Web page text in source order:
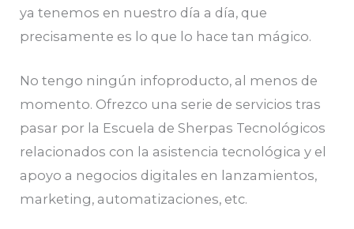
ya tenemos en nuestro día a día, que
precisamente es lo que lo hace tan mágico.
No tengo ningún infoproducto, al menos de
momento. Ofrezco una serie de servicios tras
pasar por la Escuela de Sherpas Tecnológicos
relacionados con la asistencia tecnológica y el
apoyo a negocios digitales en lanzamientos,
marketing, automatizaciones, etc.